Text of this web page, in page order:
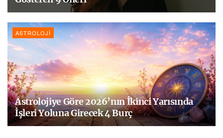
ASTROLOJI
Astrolojiye Göre 2026’nın İkinci Yarısında
İşleri Yoluna Girecek 4 Burç